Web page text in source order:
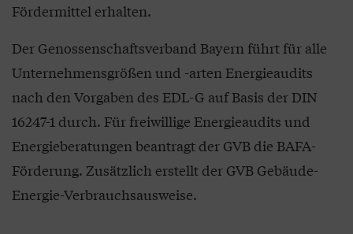
Fördermittel erhalten.
Der Genossenschaftsverband Bayern führt für alle
Unternehmensgrößen und -arten Energieaudits
nach den Vorgaben des EDL-G auf Basis der DIN
16247-1 durch. Für freiwillige Energieaudits und
Energieberatungen beantragt der GVB die BAFA-
Förderung. Zusätzlich erstellt der GVB Gebäude-
Energie-Verbrauchsausweise.